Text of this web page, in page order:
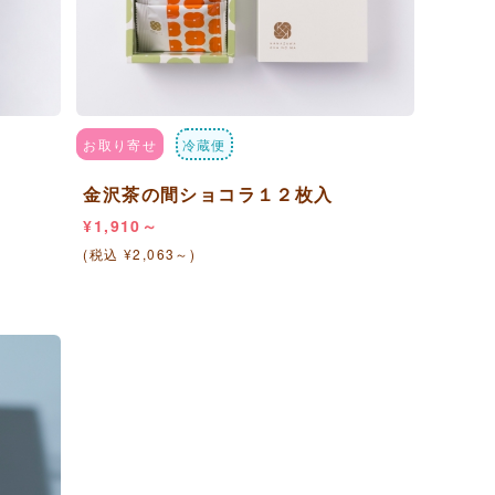
お取り寄せ 冷蔵便
金沢茶の間ショコラ１２枚入
¥1,910～
(税込 ¥2,063～)